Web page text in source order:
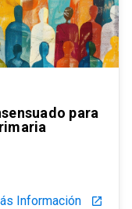
para
Información launch